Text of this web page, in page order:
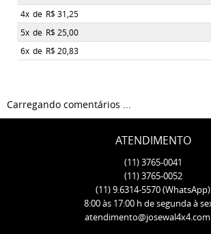
4x de R$ 31,25
5x de R$ 25,00
6x de R$ 20,83
Carregando comentários ...
ATENDIMENTO
(11)3765-0041
(11)3765-0052
(11)9.6314-5570(WhatsApp)
8:00 às 17:00 h de segunda à